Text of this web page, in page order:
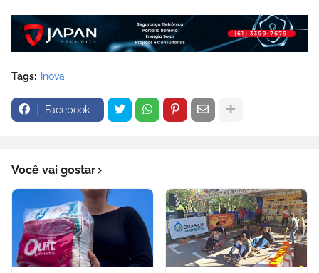
Tags: Inova
Facebook
Você vai gostar